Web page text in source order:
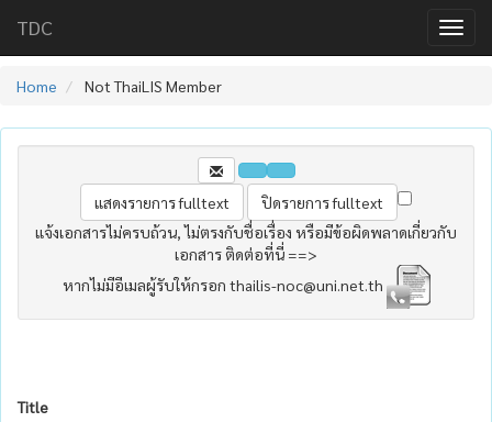
TDC
Home Not ThaiLIS Member
แจ้งเอกสารไม่ครบถ้วน, ไม่ตรงกับชื่อเรื่อง หรือมีข้อผิดพลาดเกี่ยวกับ
เอกสาร ติดต่อที่นี่ ==>
หากไม่มีอีเมลผู้รับให้กรอก thailis-noc@uni.net.th
Title